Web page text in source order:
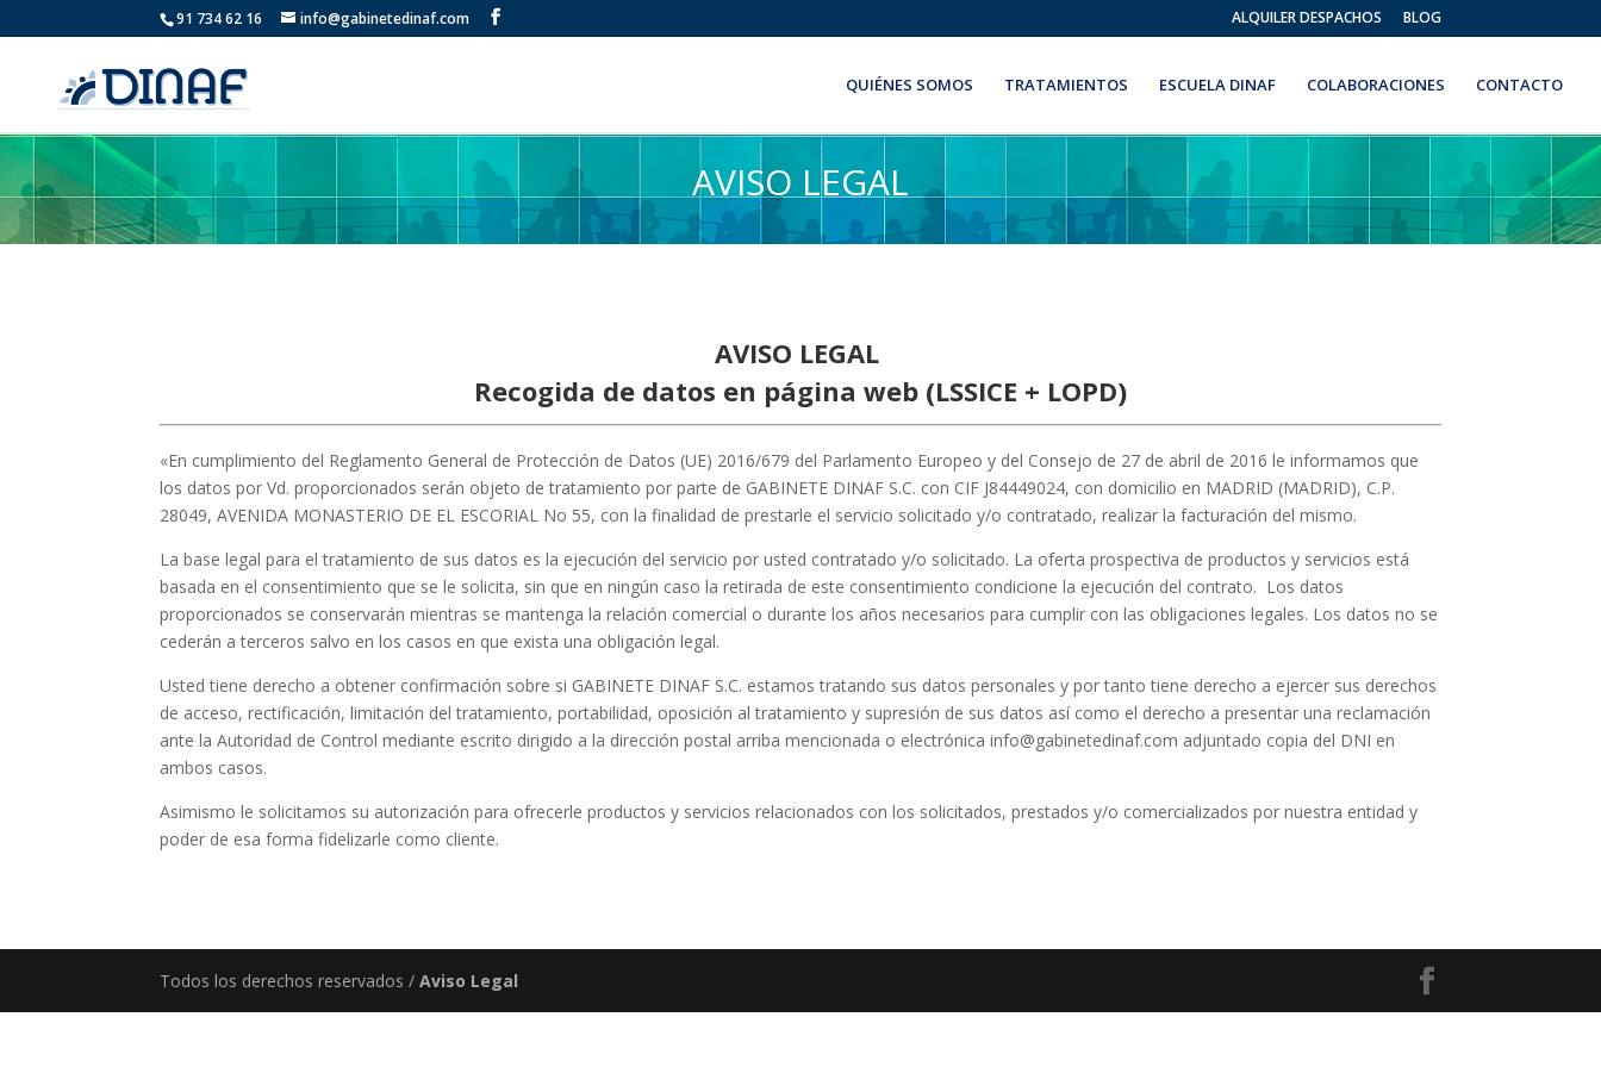
91 734 62 16 info@gabinetedinaf.com ALQUILER DESPACHOS BLOG
QUIÉNES SOMOS TRATAMIENTOS ESCUELA DINAF COLABORACIONES CONTACTO
AVISO LEGAL
AVISO LEGAL
Recogida de datos en página web (LSSICE + LOPD)
«En cumplimiento del Reglamento General de Protección de Datos (UE) 2016/679 del Parlamento Europeo y del Consejo de 27 de abril de 2016 le informamos que
los datos por Vd. proporcionados serán objeto de tratamiento por parte de GABINETE DINAF S.C. con CIF J84449024, con domicilio en MADRID (MADRID), C.P.
28049, AVENIDA MONASTERIO DE EL ESCORIAL No 55, con la finalidad de prestarle el servicio solicitado y/o contratado, realizar la facturación del mismo.
La base legal para el tratamiento de sus datos es la ejecución del servicio por usted contratado y/o solicitado. La oferta prospectiva de productos y servicios está
basada en el consentimiento que se le solicita, sin que en ningún caso la retirada de este consentimiento condicione la ejecución del contrato. Los datos
proporcionados se conservarán mientras se mantenga la relación comercial o durante los años necesarios para cumplir con las obligaciones legales. Los datos no se
cederán a terceros salvo en los casos en que exista una obligación legal.
Usted tiene derecho a obtener confirmación sobre si GABINETE DINAF S.C. estamos tratando sus datos personales y por tanto tiene derecho a ejercer sus derechos
de acceso, rectificación, limitación del tratamiento, portabilidad, oposición al tratamiento y supresión de sus datos así como el derecho a presentar una reclamación
ante la Autoridad de Control mediante escrito dirigido a la dirección postal arriba mencionada o electrónica info@gabinetedinaf.com adjuntado copia del DNI en
ambos casos.
Asimismo le solicitamos su autorización para ofrecerle productos y servicios relacionados con los solicitados, prestados y/o comercializados por nuestra entidad y
poder de esa forma fidelizarle como cliente.
Todos los derechos reservados /Aviso Legal